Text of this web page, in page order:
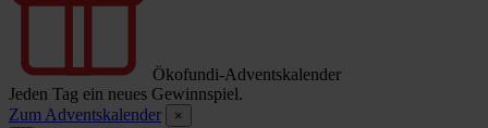
Ökofundi-Adventskalender
Jeden Tag ein neues Gewinnspiel.
Zum Adventskalender
×